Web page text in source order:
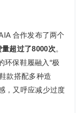
合作发布了两个
超过了8000次。
环保鞋履融入“极
款搭配多种造
，又呼应减少过度